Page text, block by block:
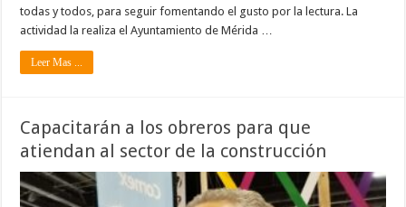
todas y todos, para seguir fomentando el gusto por la lectura. La
actividad la realiza el Ayuntamiento de Mérida …
Leer Mas ...
Capacitarán a los obreros para que
atiendan al sector de la construcción